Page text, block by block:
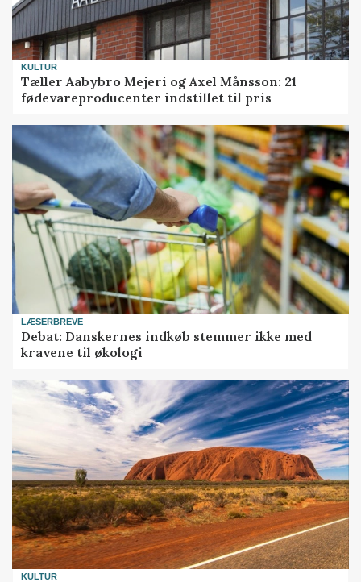
KULTUR
Tæller Aabybro Mejeri og Axel Månsson: 21
fødevareproducenter indstillet til pris
LÆSERBREVE
Debat: Danskernes indkøb stemmer ikke med
kravene til økologi
KULTUR